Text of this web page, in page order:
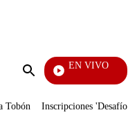
Enviar
EN VIVO
Noticias Caracol
Tobón Inscripciones 'Desafío'